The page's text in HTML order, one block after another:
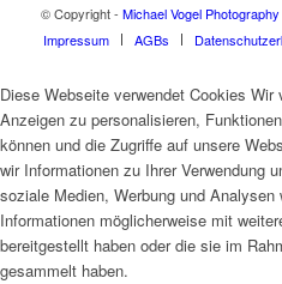
© Copyright - Michael Vogel Photography
Impressum
AGBs
Diese Webseite verwendet Cookies
Anzeigen zu personalisieren,
können und die Zugriffe auf unsere
wir Informationen zu Ihrer Verwendung
soziale Medien, Werbung und
Informationen möglicherweise mit
bereitgestellt haben oder die sie im
gesammelt haben.